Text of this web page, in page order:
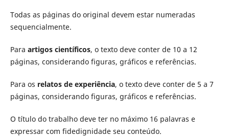
Todas as páginas do original devem estar numeradas
sequencialmente.
Para artigos científicos, o texto deve conter de 10 a 12
páginas, considerando figuras, gráficos e referências.
Para os relatos de experiência, o texto deve conter de 5 a 7
páginas, considerando figuras, gráficos e referências.
O título do trabalho deve ter no máximo 16 palavras e
expressar com fidedignidade seu conteúdo.